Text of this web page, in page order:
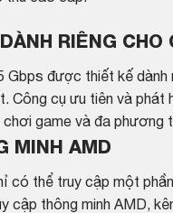
RIÊNG CHO
Gbps được thiết kế
Công cụ ưu tiên và phát
game và đa phương
MINH AMD
có thể truy cập một
cập thông minh AMD,